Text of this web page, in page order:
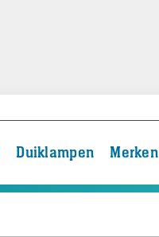
Duiklampen Merken